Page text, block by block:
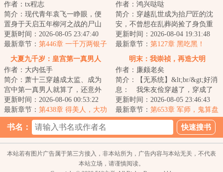
作者：tx程志
简介：现代青年袁飞一睁眼，便
置身于天启五年柳河之战的尸山
血海。&lt;br/&gt;他身为溃兵，归
明是死，投...
更新时间：2026-08-05 23:47:40
最新章节： 第446章 一千万两银子
的赔偿
作者：鸿兴哒哒
简介：穿越乱世成为抬尸匠的沈
安，不曾想在乱葬岗捡了身负重
伤的女帝回家，他用现代知识，
一次次改变女帝...
更新时间：2026-08-04 19:31:48
最新章节： 第127章 黑吃黑！
大夏九千岁：皇宫第一真男人
作者：大内低手
简介：萧十三穿越成太监、成为
宫中第一真男人就算了，还意外
获得泰迪的嗅觉和听觉，而且那
只泰迪还很……...
更新时间：2026-08-06 00:53:22
最新章节： 第438章 得美人，大功
明末：我崇祯，再造大明
作者：廉颇老矣
简介：【无系统】&lt;br/&gt;好消
息： 我朱友俭穿越了，穿成了
大明崇祯帝朱由检。&lt;br/&gt;坏
消息：今...
更新时间：2026-08-05 23:46:43
最新章节： 第653章 军师，鬼算盘
书名：
本站若有图片广告属于第三方接入，非本站所为，广告内容与本站无关，不代表
本站立场，请谨慎阅读。